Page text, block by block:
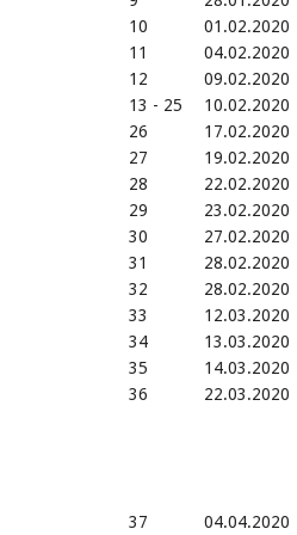
10
01.02.2020
11
04.02.2020
12
09.02.2020
13 - 25
10.02.2020
26
17.02.2020
27
19.02.2020
28
22.02.2020
29
23.02.2020
30
27.02.2020
31
28.02.2020
32
28.02.2020
33
12.03.2020
34
13.03.2020
35
14.03.2020
36
22.03.2020
37 04.04.2020